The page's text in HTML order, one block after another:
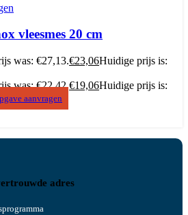
vleesmes 20 cm
was: €27,13.€23,06Huidige prijs is:
was: €22,42.€19,06Huidige prijs is:
aanvragen
adres